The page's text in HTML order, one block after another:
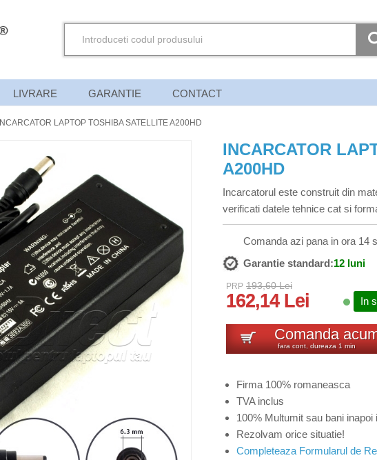
LIVRARE GARANTIE CONTACT
INCARCATOR LAPTOP TOSHIBA SATELLITE A200HD
INCARCATOR
A200HD
Incarcatorul este construit din
verificati datele tehnice cat si
Comanda azi pana in ora 14
Garantie standard:12 luni
PRP 193,60 Lei
162,14 Lei In
Comanda
fara cont, dureaza 1 min
Firma 100% romaneasca
TVA inclus
100% Multumit sau bani inapoi
Rezolvam orice situatie!
Completeaza Formularul de